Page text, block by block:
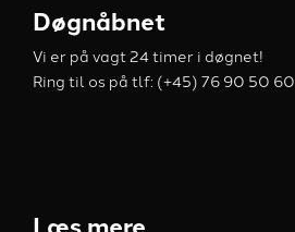
Døgnåbnet
Vi er på vagt 24 timer i døgnet!
Ring til os på tlf: (+45) 76 90 50 60